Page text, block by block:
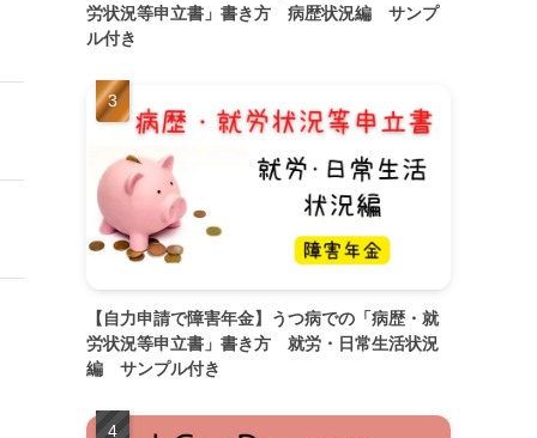
労状況等申立書」書き方 病歴状況編 サンプ
ル付き
【自力申請で障害年金】うつ病での「病歴・就
労状況等申立書」書き方 就労・日常生活状況
編 サンプル付き